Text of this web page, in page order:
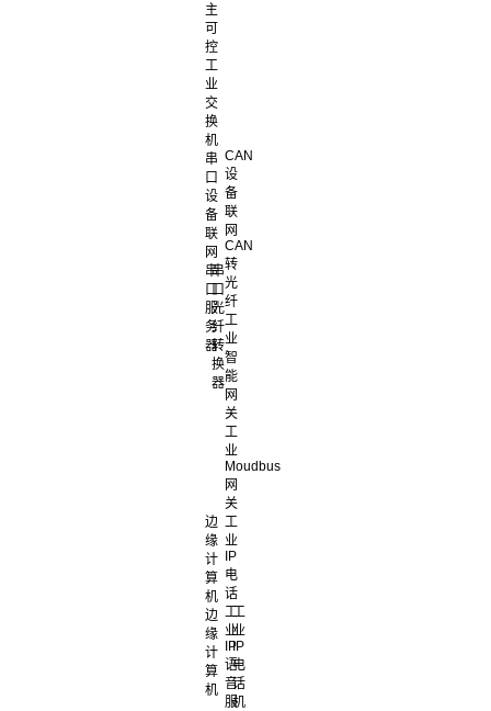
主
可
控
工
业
交
换
机
串
口
设
备
联
网
串
口
服
务
器
串
口
光
纤
转
换
器
CAN
设
备
联
网
CAN
转
光
纤
工
业
智
能
网
关
工
业
Moudbus
网
关
边
缘
计
算
机
边
缘
计
算
机
工
业
IP
电
话
工
业
IP
语
音
服
工
业
IP
电
话
机